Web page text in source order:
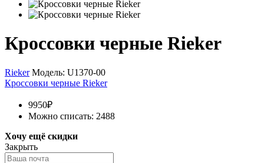
Кроссовки черные Rieker
RiekerМодель: U1370-00
Кроссовки черные Rieker
9950₽
Можно списать: 2488
Хочу ещё скидки
Закрыть